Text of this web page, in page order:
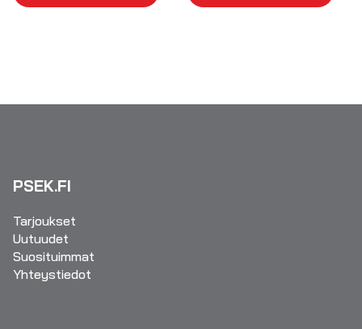
PSEK.FI
Tarjoukset
Uutuudet
Suosituimmat
Yhteystiedot